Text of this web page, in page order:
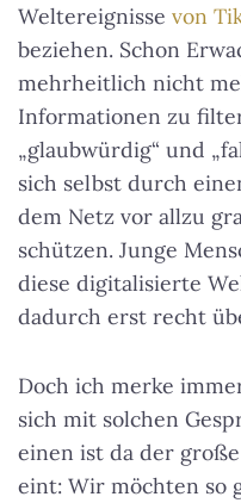
Weltereignisse von
beziehen. Schon
mehrheitlich nicht
Informationen zu
„glaubwürdig“ und
sich selbst durch
dem Netz vor allzu
schützen. Junge
diese digitalisierte
dadurch erst recht
Doch ich merke
sich mit solchen
einen ist da der
eint: Wir möchten so